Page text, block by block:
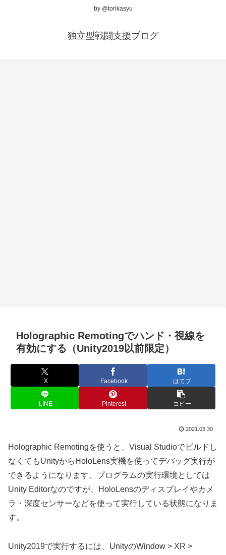
by @torikasyu
独立型戦闘支援ブログ
Holographic Remotingでハンド・視線を
有効にする（Unity2019以前限定）
X Facebook はてブ
LINE Pinterest コピー
2021.03.30
Holographic Remotingを使うと、Visual Studioでビルドし
なくてもUnityからHoloLens実機を使ってデバッグ実行が
できるようになります。プログラムの実行環境としては
Unity Editorなのですが、HoloLensのディスプレイやカメ
ラ・深度センサーなどを使って実行している状態になりま
す。
Unity2019で実行するには、UnityのWindow > XR >